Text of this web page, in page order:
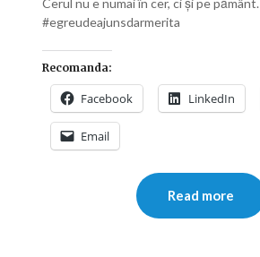
Cerul nu e numai în cer, ci și pe pământ.
#egreudeajunsdarmerita
Recomanda:
Facebook LinkedIn
Email
Read more